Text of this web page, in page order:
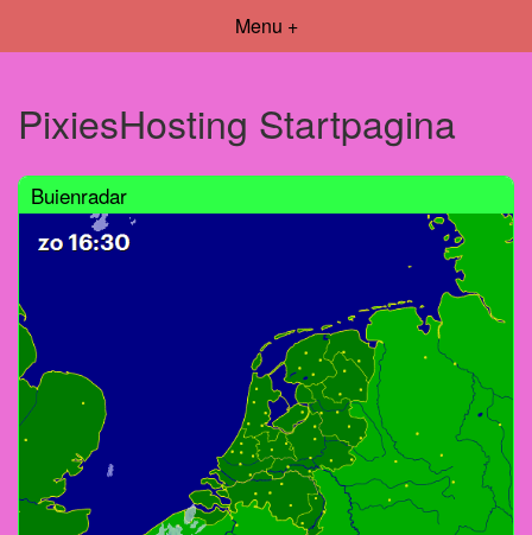
Menu +
PixiesHosting Startpagina
Buienradar